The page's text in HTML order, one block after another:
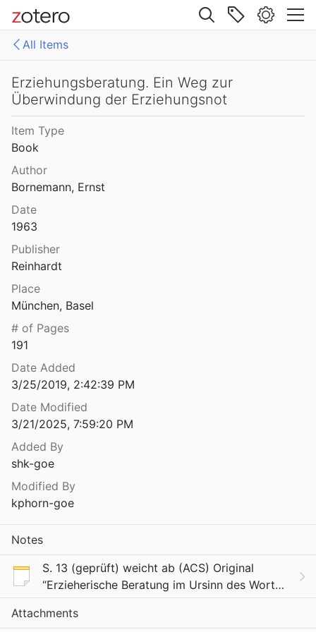
Site navigation
All Items
Gesamtausgabe (KMG)
All Items
1: Klaus Mollenhauer: Werke
3: Archivdokumente
Erziehungsberatung. Ein Weg zur
Überwindung der Erziehungsnot
Item Type
Book
Author
Bornemann, Ernst
Date
1963
Publisher
Reinhardt
Place
München, Basel
# of Pages
191
Date Added
3/25/2019, 2:42:39 PM
Date Modified
3/21/2025, 7:59:20 PM
Added By
shk-goe
Modified By
kphorn-goe
Notes
S. 13 (geprüft) weicht ab (ACS) Original
“Erzieherische Beratung im Ursinn des Wortes
funktionellen Sinn auch heute ohne besondere
Attachments